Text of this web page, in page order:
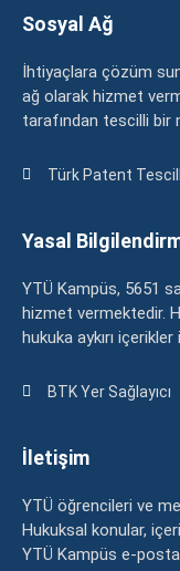
Sosyal Ağ
İhtiyaçlara çözüm
ağ olarak hizmet
tarafından tescilli bir
Türk Patent
Yasal
YTÜ Kampüs, 5651
hizmet vermektedir.
hukuka aykırı
BTK Yer Sağlayıcı
İletişim
YTÜ öğrencileri ve
Hukuksal konular,
YTÜ Kampüs e-